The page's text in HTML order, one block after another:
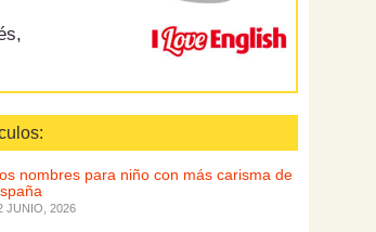
nombres para niño con más carisma de
JUNIO, 2026